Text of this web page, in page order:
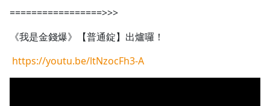
=================>>>
《我是金錢爆》【普通錠】出爐囉！
https://youtu.be/ltNzocFh3-A